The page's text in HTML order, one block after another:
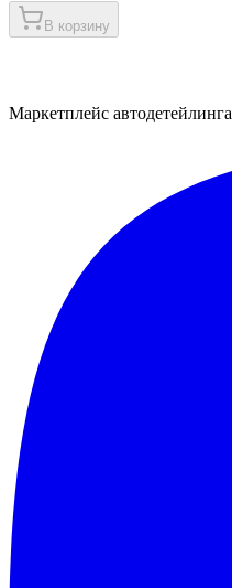
В корзину
Маркетплейс автодетейлинга